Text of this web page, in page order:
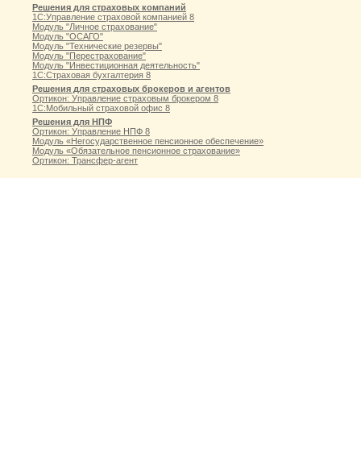
Решения для страховых компаний
1С:Управление страховой компанией 8
Модуль "Личное страхование"
Модуль "ОСАГО"
Модуль "Технические резервы"
Модуль "Перестрахование"
Модуль "Инвестиционная деятельность"
1С:Страховая бухгалтерия 8
Решения для страховых брокеров и агентов
Ортикон: Управление страховым брокером 8
1С:Мобильный страховой офис 8
Решения для НПФ
Ортикон: Управление НПФ 8
Модуль «Негосударственное пенсионное обеспечение»
Модуль «Обязательное пенсионное страхование»
Ортикон: Трансфер-агент